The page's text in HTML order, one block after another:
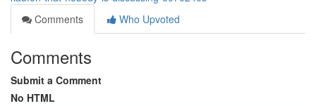
Comments
Who Upvoted
Comments
Submit a Comment
No HTML